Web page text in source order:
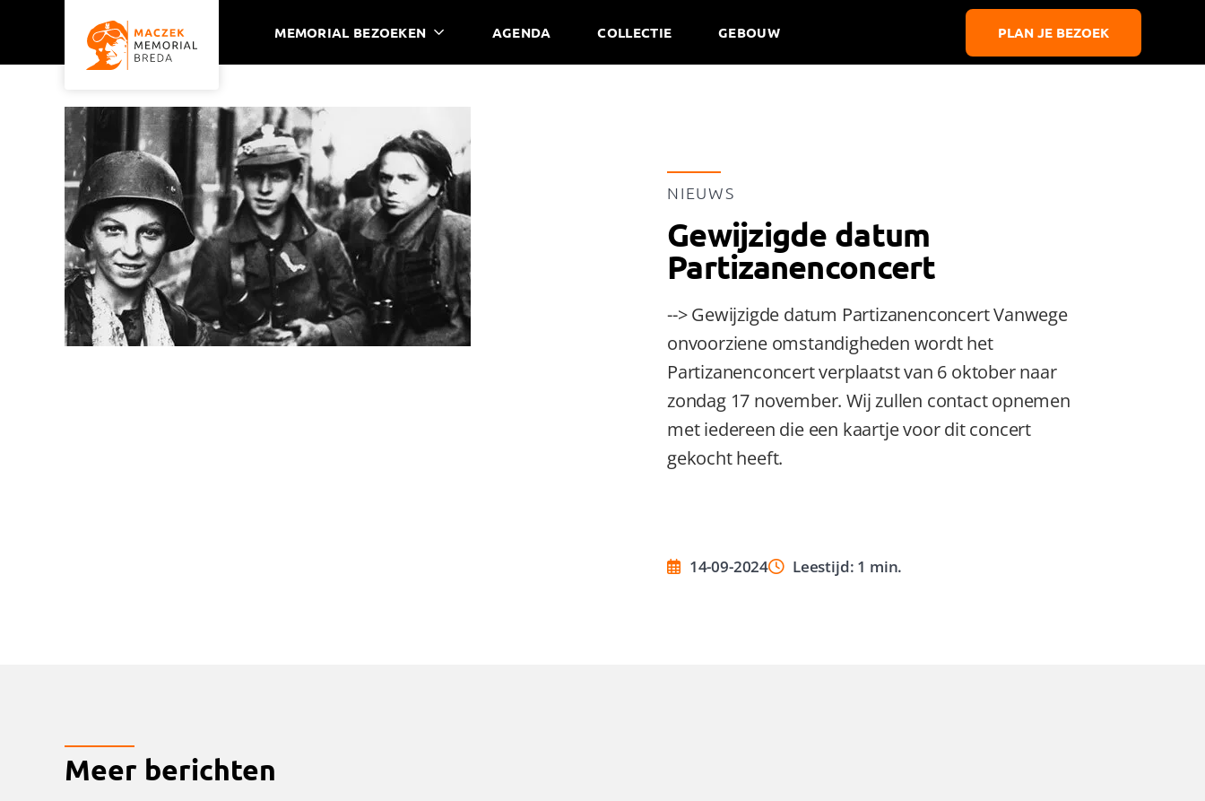
Translate
MEMORIAL BEZOEKEN AGENDA COLLECTIE GEBOUW PLAN JE BEZOEK
NIEUWS
Gewijzigde datum
Partizanenconcert
--> Gewijzigde datum Partizanenconcert Vanwege
onvoorziene omstandigheden wordt het
Partizanenconcert verplaatst van 6 oktober naar
zondag 17 november. Wij zullen contact opnemen
met iedereen die een kaartje voor dit concert
gekocht heeft.
14-09-2024 Leestijd: 1 min.
Meer berichten